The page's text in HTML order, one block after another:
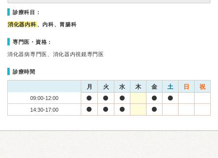
診療科目：
消化器内科 、内科、胃腸科
専門医・資格：
消化器病専門医、消化器内視鏡専門医
診療時間
月 火 水 木 金 土 日 祝
09:00-12:00
14:30-17:00